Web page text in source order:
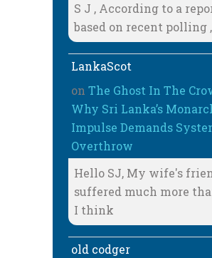
S J , According to a
based on recent polling ,
LankaScot
on The Ghost In The
Why Sri Lanka’s
Impulse Demands
Overthrow
Hello SJ, My wife's
suffered much more
I think
old codger